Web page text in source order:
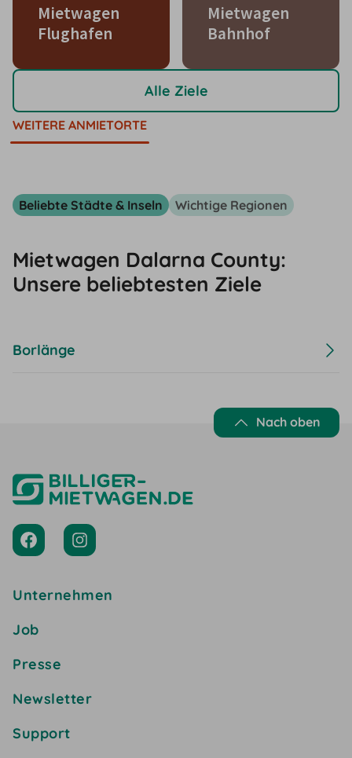
Mietwagen
Flughafen
Mietwagen
Bahnhof
Alle Ziele
WEITERE ANMIETORTE
Beliebte Städte & Inseln Wichtige Regionen
Mietwagen Dalarna County:
Unsere beliebtesten Ziele
Borlänge
Nach oben
Unternehmen
Job
Presse
Newsletter
Support